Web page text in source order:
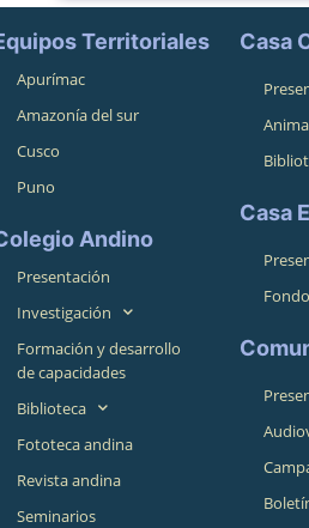
Territoriales
Apurímac
Amazonía del sur
Cusco
Puno
Andino
Presentación
Investigación
Formación y desarrollo
de capacidades
Biblioteca
Fototeca andina
Revista andina
Seminarios
Casa
Casa